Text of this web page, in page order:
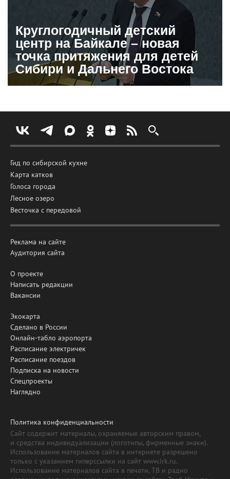
Круглогодичный детский
центр на Байкале – новая
точка притяжения для детей
Сибири и Дальнего Востока
Гид по сибирской кухне
Карта катков
Голоса города
Лесное озеро
Весточка с передовой
Реклама на сайте
Аудитория сайта
О проекте
Написать редакции
Вакансии
Экокарта
Сделано в России
Онлайн-табло аэропорта
Расписание электричек
Расписание поездов
Подписка на новости
Спецпроекты
Наглядно
Политика конфиденциальности
Сайт содержит материалы, охраняемые авторским правом,
и средства индивидуализации (логотипы, фирменные знаки).
Использование материалов сайта в интернете разрешено
только с указанием гиперссылки на сайт www.irk.ru.
Использование материалов сайта в печати, ТВ и радио